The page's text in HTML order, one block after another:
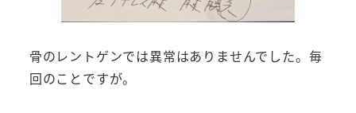
骨のレントゲンでは異常はありませんでした。毎
回のことですが。